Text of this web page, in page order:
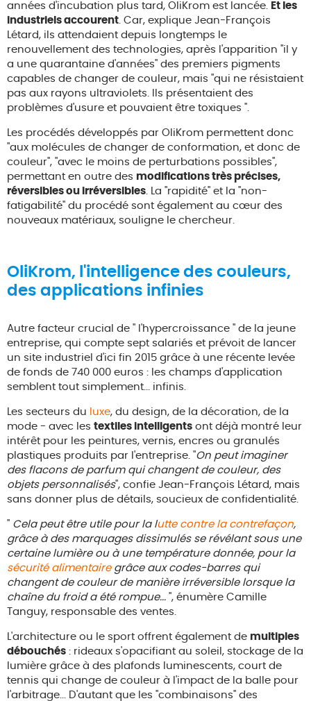
années d'incubation plus tard, OliKrom est lancée. Et les
industriels accourent. Car, explique Jean-François
Létard, ils attendaient depuis longtemps le
renouvellement des technologies, après l'apparition "il y
a une quarantaine d'années" des premiers pigments
capables de changer de couleur, mais "qui ne résistaient
pas aux rayons ultraviolets. Ils présentaient des
problèmes d'usure et pouvaient être toxiques ".
Les procédés développés par OliKrom permettent donc
"aux molécules de changer de conformation, et donc de
couleur", "avec le moins de perturbations possibles",
permettant en outre des modifications très précises,
réversibles ou irréversibles. La "rapidité" et la "non-
fatigabilité" du procédé sont également au cœur des
nouveaux matériaux, souligne le chercheur.
OliKrom, l'intelligence des couleurs,
des applications infinies
Autre facteur crucial de " l'hypercroissance " de la jeune
entreprise, qui compte sept salariés et prévoit de lancer
un site industriel d'ici fin 2015 grâce à une récente levée
de fonds de 740 000 euros : les champs d'application
semblent tout simplement... infinis.
Les secteurs du luxe, du design, de la décoration, de la
mode - avec les textiles intelligents ont déjà montré leur
intérêt pour les peintures, vernis, encres ou granulés
plastiques produits par l'entreprise. "On peut imaginer
des flacons de parfum qui changent de couleur, des
objets personnalisés", confie Jean-François Létard, mais
sans donner plus de détails, soucieux de confidentialité.
" Cela peut être utile pour la lutte contre la contrefaçon,
grâce à des marquages dissimulés se révélant sous une
certaine lumière ou à une température donnée, pour la
sécurité alimentairegrâce aux codes-barres qui
changent de couleur de manière irréversible lorsque la
chaîne du froid a été rompue... ", énumère Camille
Tanguy, responsable des ventes.
L'architecture ou le sport offrent également de multiples
débouchés : rideaux s'opacifiant au soleil, stockage de la
lumière grâce à des plafonds luminescents, court de
tennis qui change de couleur à l'impact de la balle pour
l'arbitrage... D'autant que les "combinaisons" des